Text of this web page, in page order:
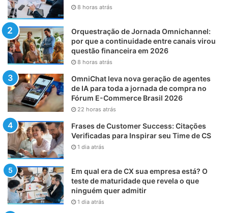
8 horas atrás
Orquestração de Jornada Omnichannel:
por que a continuidade entre canais virou
questão financeira em 2026
8 horas atrás
OmniChat leva nova geração de agentes
de IA para toda a jornada de compra no
Fórum E-Commerce Brasil 2026
22 horas atrás
Frases de Customer Success: Citações
Verificadas para Inspirar seu Time de CS
1 dia atrás
Em qual era de CX sua empresa está? O
teste de maturidade que revela o que
ninguém quer admitir
1 dia atrás